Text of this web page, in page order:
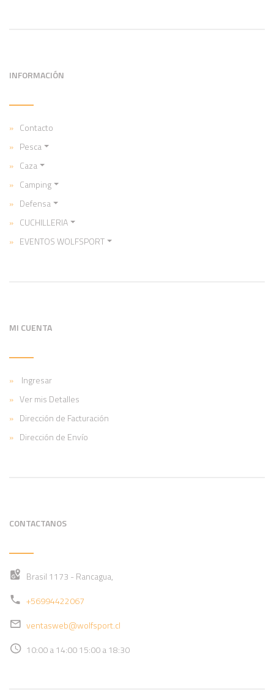
INFORMACIÓN
Contacto
Pesca
Caza
Camping
Defensa
CUCHILLERIA
EVENTOS WOLFSPORT
MI CUENTA
Ingresar
Ver mis Detalles
Dirección de Facturación
Dirección de Envío
CONTACTANOS
Brasil 1173 - Rancagua,
+56994422067
ventasweb@wolfsport.cl
10:00 a 14:00 15:00 a 18:30